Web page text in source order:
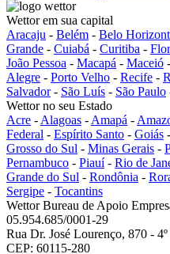
Wettor em sua capital
Aracaju - Belém - Belo
Grande - Cuiabá - Curitiba -
João Pessoa - Macapá - Maceió -
Alegre - Porto Velho - Recife -
Salvador- São Luís - São Paulo
Wettor no seu Estado
Acre - Alagoas - Amapá -
Federal - Espírito Santo - Goiás -
Grosso do Sul - Minas Gerais -
Pernambuco - Piauí- Rio de
Grande do Sul - Rondônia -
Sergipe - Tocantins
Wettor Bureau de Apoio
05.954.685/0001-29
Rua Dr. José Lourenço, 870 -
CEP: 60115-280